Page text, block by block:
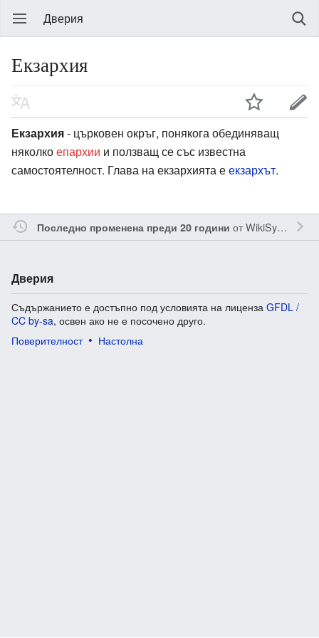
Дверия
Екзархия
Екзархия- църковен окръг, понякога обединяващ
няколкоепархии и ползващ се със известна
самостоятелност. Глава на екзархията еекзархът.
Последно променена преди 20 години отWikiSysop
Дверия
Съдържанието е достъпно под условията на лиценза GFDL /
CC by-sa, освен ако не е посочено друго.
Поверителност
Настолна